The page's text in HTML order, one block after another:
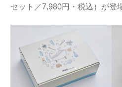
セット／7,980円・税込）が登